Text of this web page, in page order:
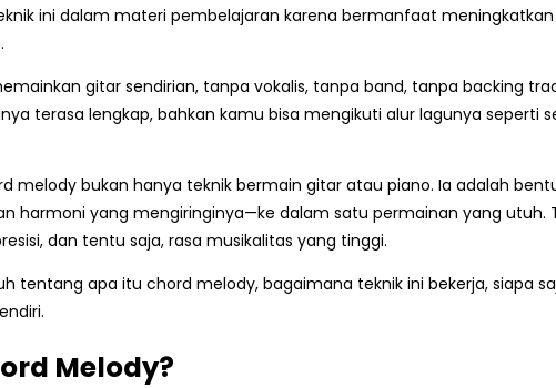
ini dalam materi pembelajaran karena bermanfaat
gitar sendirian, tanpa vokalis, tanpa band, tanpa backing
terasa lengkap, bahkan kamu bisa mengikuti alur lagunya seperti
melody bukan hanya teknik bermain gitar atau piano. Ia adalah
harmoni yang mengiringinya—ke dalam satu permainan yang
dan tentu saja, rasa musikalitas yang tinggi.
tentang apa itu chord melody, bagaimana teknik ini bekerja, siapa
Melody?